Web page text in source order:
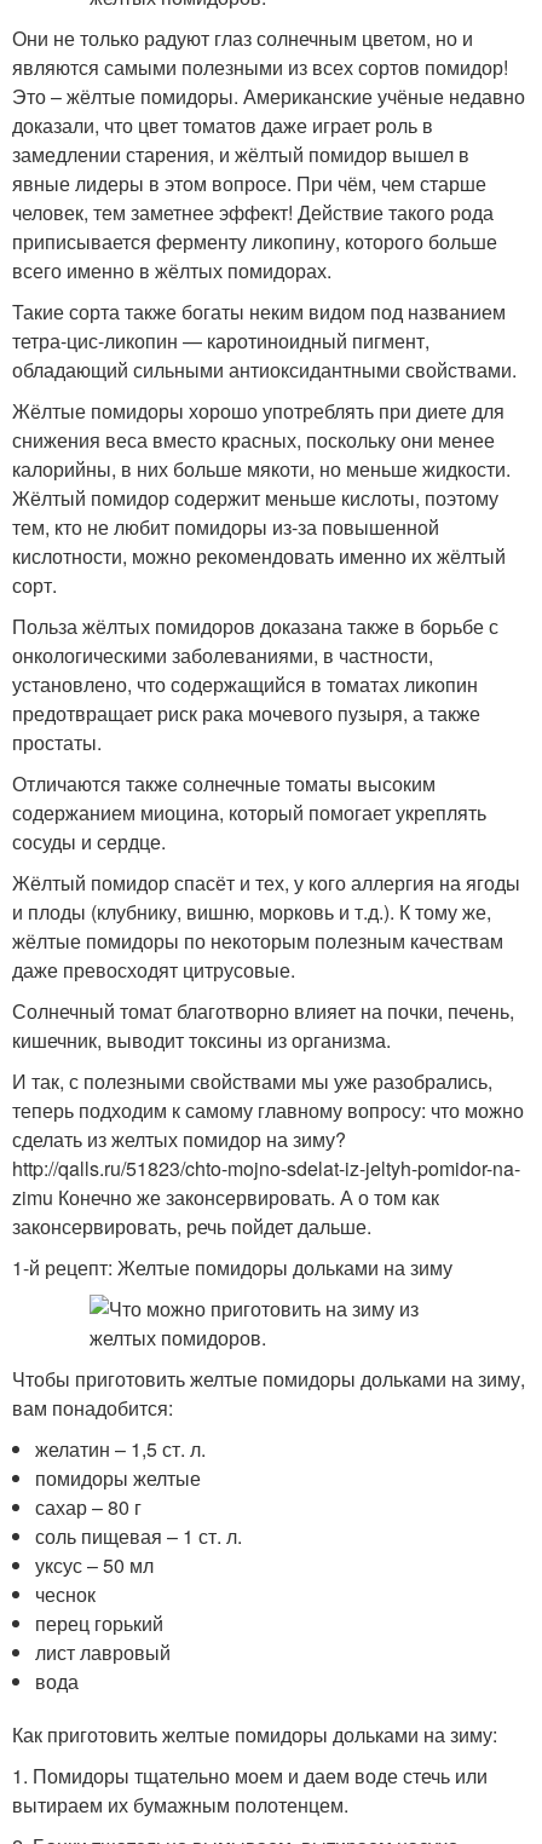
Они не только радуют глаз солнечным цветом, но и
являются самыми полезными из всех сортов помидор!
Это – жёлтые помидоры. Американские учёные недавно
доказали, что цвет томатов даже играет роль в
замедлении старения, и жёлтый помидор вышел в
явные лидеры в этом вопросе. При чём, чем старше
человек, тем заметнее эффект! Действие такого рода
приписывается ферменту ликопину, которого больше
всего именно в жёлтых помидорах.
Такие сорта также богаты неким видом под названием
тетра-цис-ликопин — каротиноидный пигмент,
обладающий сильными антиоксидантными свойствами.
Жёлтые помидоры хорошо употреблять при диете для
снижения веса вместо красных, поскольку они менее
калорийны, в них больше мякоти, но меньше жидкости.
Жёлтый помидор содержит меньше кислоты, поэтому
тем, кто не любит помидоры из-за повышенной
кислотности, можно рекомендовать именно их жёлтый
сорт.
Польза жёлтых помидоров доказана также в борьбе с
онкологическими заболеваниями, в частности,
установлено, что содержащийся в томатах ликопин
предотвращает риск рака мочевого пузыря, а также
простаты.
Отличаются также солнечные томаты высоким
содержанием миоцина, который помогает укреплять
сосуды и сердце.
Жёлтый помидор спасёт и тех, у кого аллергия на ягоды
и плоды (клубнику, вишню, морковь и т.д.). К тому же,
жёлтые помидоры по некоторым полезным качествам
даже превосходят цитрусовые.
Солнечный томат благотворно влияет на почки, печень,
кишечник, выводит токсины из организма.
И так, с полезными свойствами мы уже разобрались,
теперь подходим к самому главному вопросу: что можно
сделать из желтых помидор на зиму?
http://qalls.ru/51823/chto-mojno-sdelat-iz-jeltyh-pomidor-na-
zimu Конечно же законсервировать. А о том как
законсервировать, речь пойдет дальше.
1-й рецепт: Желтые помидоры дольками на зиму
Чтобы приготовить желтые помидоры дольками на зиму,
вам понадобится:
желатин – 1,5 ст. л.
помидоры желтые
сахар – 80 г
соль пищевая – 1 ст. л.
уксус – 50 мл
чеснок
перец горький
лист лавровый
вода
Как приготовить желтые помидоры дольками на зиму:
1. Помидоры тщательно моем и даем воде стечь или
вытираем их бумажным полотенцем.